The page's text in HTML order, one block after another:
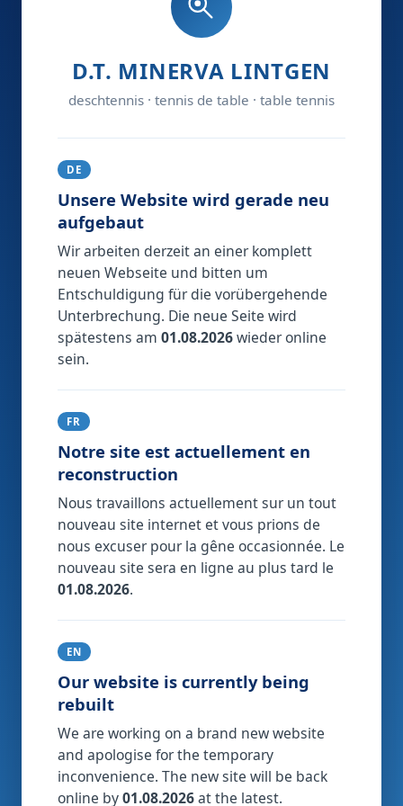
D.T. MINERVA LINTGEN
deschtennis · tennis de table · table tennis
DE
Unsere Website wird gerade neu
aufgebaut
Wir arbeiten derzeit an einer komplett
neuen Webseite und bitten um
Entschuldigung für die vorübergehende
Unterbrechung. Die neue Seite wird
spätestens am 01.08.2026wieder online
sein.
FR
Notre site est actuellement en
reconstruction
Nous travaillons actuellement sur un tout
nouveau site internet et vous prions de
nous excuser pour la gêne occasionnée. Le
nouveau site sera en ligne au plus tard le
01.08.2026.
EN
Our website is currently being
rebuilt
We are working on a brand new website
and apologise for the temporary
inconvenience. The new site will be back
online by01.08.2026at the latest.